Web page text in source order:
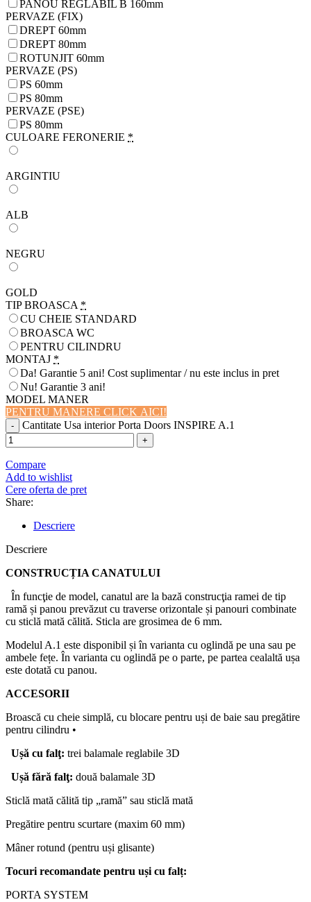
PANOU REGLABIL B 160mm
PERVAZE (FIX)
DREPT 60mm
DREPT 80mm
ROTUNJIT 60mm
PERVAZE (PS)
PS 60mm
PS 80mm
PERVAZE (PSE)
PS 80mm
CULOARE FERONERIE *
ARGINTIU
ALB
NEGRU
GOLD
TIP BROASCA *
CU CHEIE STANDARD
BROASCA WC
PENTRU CILINDRU
MONTAJ *
Da! Garantie 5 ani! Cost suplimentar / nu este inclus in pret
Nu! Garantie 3 ani!
MODEL MANER
PENTRU MANERE CLICK AICI!
Cantitate Usa interior Porta Doors INSPIRE A.1
Compare
Add to wishlist
Cere oferta de pret
Share:
Descriere
Descriere
CONSTRUCȚIA CANATULUI
În funcţie de model, canatul are la bază construcţia ramei de tip
ramă și panou prevăzut cu traverse orizontale și panouri combinate
cu sticlă mată călită. Sticla are grosimea de 6 mm.
Modelul A.1 este disponibil și în varianta cu oglindă pe una sau pe
ambele fețe. În varianta cu oglindă pe o parte, pe partea cealaltă ușa
este dotată cu panou.
ACCESORII
Broască cu cheie simplă, cu blocare pentru uși de baie sau pregătire
pentru cilindru •
Ușă cu falţ: trei balamale reglabile 3D
Ușă fără falţ: două balamale 3D
Sticlă mată călită tip „ramă” sau sticlă mată
Pregătire pentru scurtare (maxim 60 mm)
Mâner rotund (pentru uși glisante)
Tocuri recomandate pentru ușicu falț:
PORTA SYSTEM